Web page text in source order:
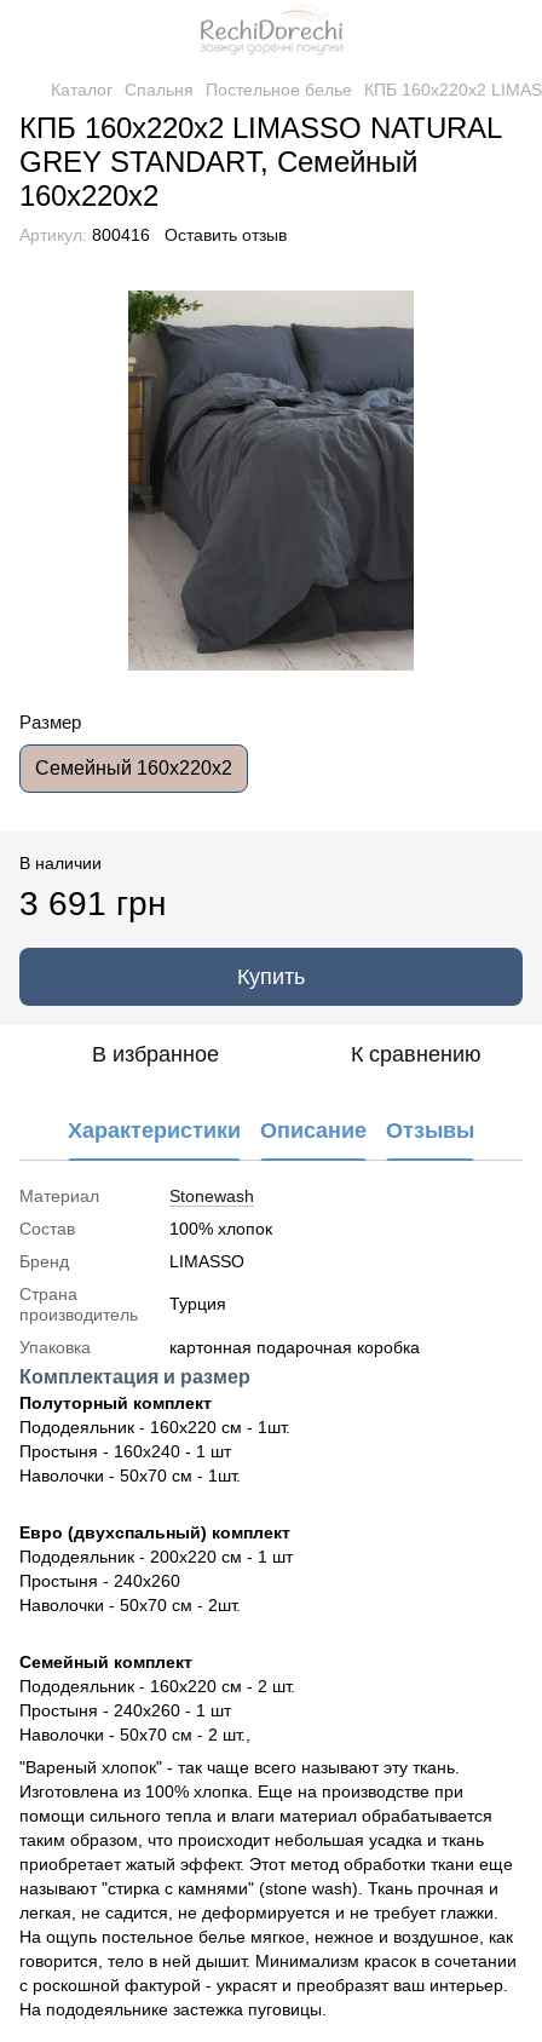
Каталог Спальня Постельное белье КПБ 160x220x2
КПБ 160x220x2 LIMASSO NATURAL
GREY STANDART, Семейный
160x220x2
Артикул: 800416 Оставить отзыв
Размер
Семейный 160x220x2
В наличии
3 691 грн
Купить
В избранное К сравнению
Характеристики Описание Отзывы
Материал
Stonewash
Состав
100% хлопок
Бренд
LIMASSO
Страна
производитель
Турция
Упаковка картонная подарочная коробка
Комплектация и размер
Полуторный комплект
Пододеяльник - 160х220 см - 1шт.
Простыня - 160х240 - 1 шт
Наволочки - 50х70 см - 1шт.
Евро (двухспальный) комплект
Пододеяльник - 200х220 см - 1 шт
Простыня - 240х260
Наволочки - 50х70 см - 2шт.
Семейный комплект
Пододеяльник - 160х220 см - 2 шт.
Простыня - 240х260 - 1 шт
​​Наволочки - 50х70 см - 2 шт.,
"Вареный хлопок" - так чаще всего называют эту ткань.
Изготовлена из 100% хлопка. Еще на производстве при
помощи сильного тепла и влаги материал обрабатывается
таким образом, что происходит небольшая усадка и ткань
приобретает жатый эффект. Этот метод обработки ткани еще
называют "стирка с камнями" (stone wash). Ткань прочная и
легкая, не садится, не деформируется и не требует глажки.
На ощупь постельное белье мягкое, нежное и воздушное, как
говорится, тело в ней дышит. Минимализм красок в сочетании
с роскошной фактурой - украсят и преобразят ваш интерьер.
На пододеяльнике застежка пуговицы.